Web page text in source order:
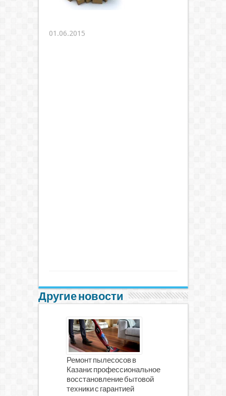
01.06.2015
Другие новости
Ремонт пылесосов в
Казани: профессиональное
восстановление бытовой
техники с гарантией